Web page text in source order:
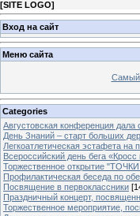
[SITE LOGO]
Вход на сайт
Меню сайта
Самый
Categories
Августовская конференция дала
День Знаний – старт больших
Легкоатлетическая эстафета
Всероссийский день бега
Торжественное открытие
Профилактическая беседа по
Посвящение в первоклассники
Праздничный концерт,
Торжественное мероприятие,